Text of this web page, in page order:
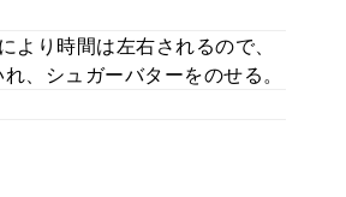
り時間は左右されるので、
、シュガーバターをのせる。